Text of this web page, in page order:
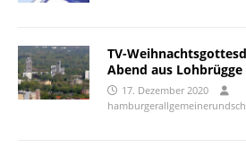
TV-
Abend aus Lohbrügge
17. Dezember 2020